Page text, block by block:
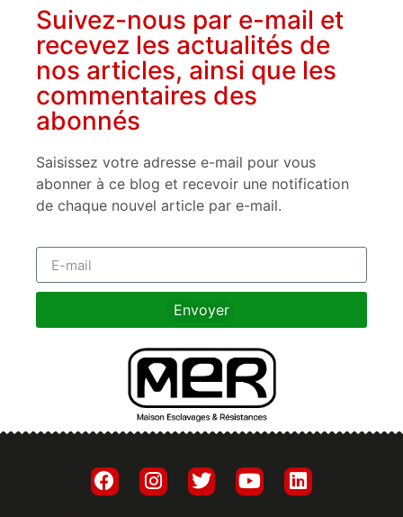
Suivez-nous par e-mail et
recevez les actualités de
nos articles, ainsi que les
commentaires des
abonnés
Saisissez votre adresse e-mail pour vous
abonner à ce blog et recevoir une notification
de chaque nouvel article par e-mail.
Envoyer